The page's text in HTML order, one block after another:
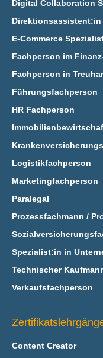
Digital Collaboration
Direktionsassistent:in
E‑Commerce
Fachperson im
Fachperson in
Führungsfachperson
HR Fachperson
Logistikfachperson
Marketingfachperson
Paralegal
Prozessfachmann /
Spezialist:in in
Technischer
Verkaufsfachperson
Content Creator